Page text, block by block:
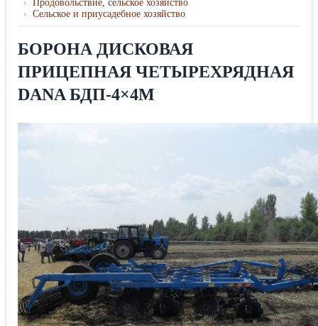
› Продовольствие, сельское хозяйство
› Сельское и приусадебное хозяйство
БОРОНА ДИСКОВАЯ
ПРИЦЕПНАЯ ЧЕТЫРЕХРЯДНАЯ
DANA БДП-4×4М